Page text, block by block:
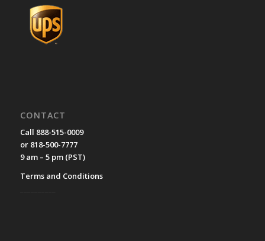
CONTACT
Call 888-515-0009
or 818-500-7777
9 am – 5 pm (PST)
Terms and Conditions